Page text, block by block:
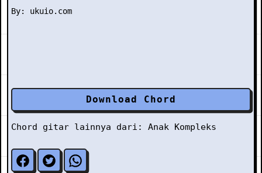
Download Chord
Chord gitar lainnya dari: Anak Kompleks